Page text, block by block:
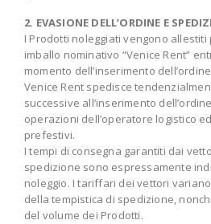
2. EVASIONE DELL’ORDINE E
I Prodotti noleggiati vengono
imballo nominativo “Venice Rent”
momento dell’inserimento
Venice Rent spedisce
successive all’inserimento
operazioni dell’operatore logistico
prefestivi.
I tempi di consegna garantiti dai
spedizione sono espressamente
noleggio. I tariffari dei vettori
della tempistica di spedizione,
del volume dei Prodotti.